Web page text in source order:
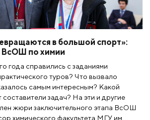
в большой спорт»:
ВсОШ по химии
года справились с заданиями
туров? Что вызвало
самым интересным? Какой
задач? На эти и другие
жюри заключительного этапа ВсОШ
химического факультета МГУ им.